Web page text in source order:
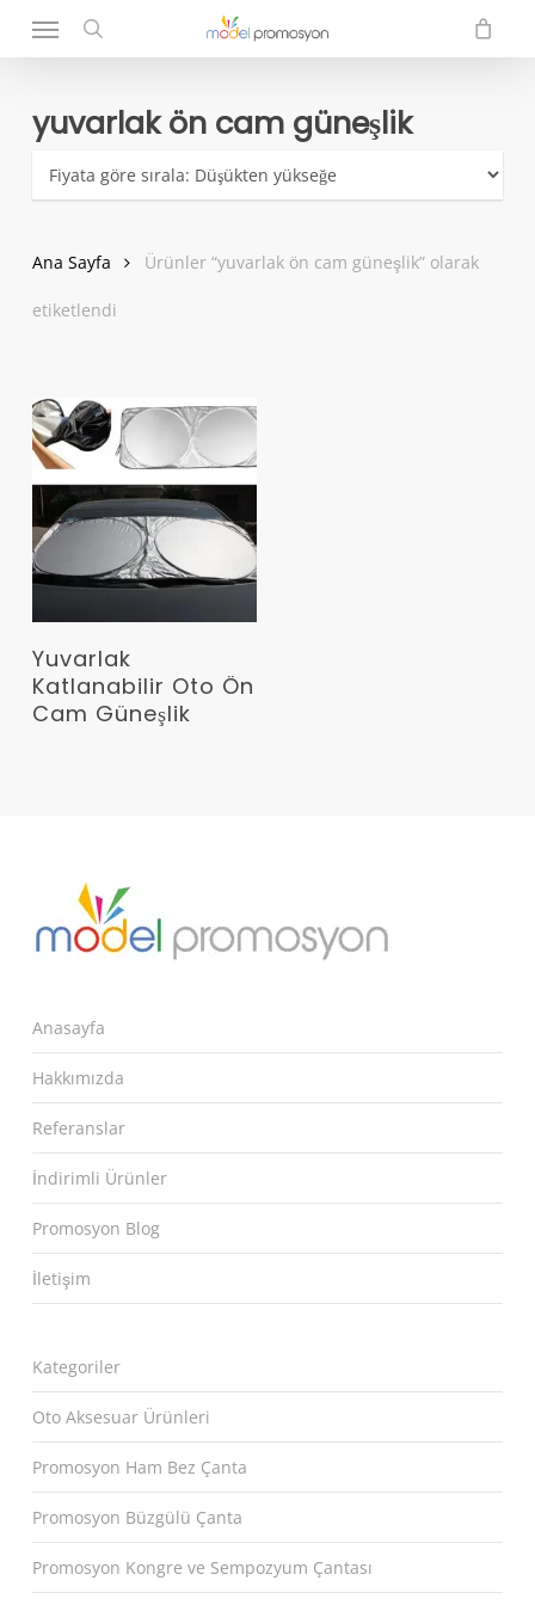
search
Menu
yuvarlak ön cam güneşlik
Ana Sayfa Ürünler “yuvarlak ön cam güneşlik” olarak
etiketlendi
Devamını Oku
Yuvarlak
Katlanabilir Oto Ön
Cam Güneşlik
Anasayfa
Hakkımızda
Referanslar
İndirimli Ürünler
Promosyon Blog
İletişim
Kategoriler
Oto Aksesuar Ürünleri
Promosyon Ham Bez Çanta
Promosyon Büzgülü Çanta
Promosyon Kongre ve Sempozyum Çantası